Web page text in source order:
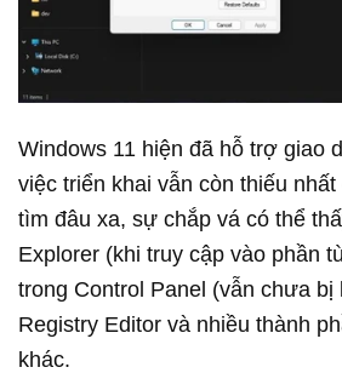
Windows 11 hiện đã hỗ trợ giao
việc triển khai vẫn còn thiếu
tìm đâu xa, sự chắp vá có thể
Explorer (khi truy cập vào phần
trong Control Panel (vẫn chưa bị
Registry Editor và nhiều thành
khác.